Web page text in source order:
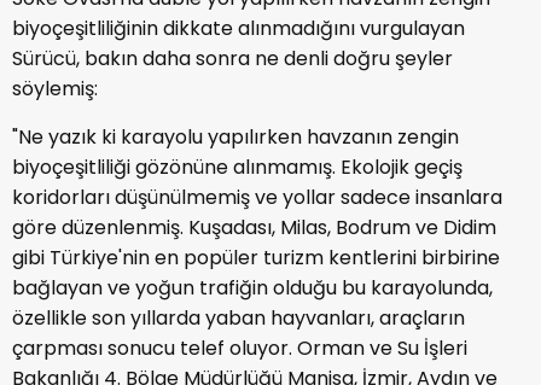
biyoçeşitliliğinin dikkate alınmadığını vurgulayan
Sürücü, bakın daha sonra ne denli doğru şeyler
söylemiş:
"Ne yazık ki karayolu yapılırken havzanın zengin
biyoçeşitliliği gözönüne alınmamış. Ekolojik geçiş
koridorları düşünülmemiş ve yollar sadece insanlara
göre düzenlenmiş. Kuşadası, Milas, Bodrum ve Didim
gibi Türkiye'nin en popüler turizm kentlerini birbirine
bağlayan ve yoğun trafiğin olduğu bu karayolunda,
özellikle son yıllarda yaban hayvanları, araçların
çarpması sonucu telef oluyor. Orman ve Su İşleri
Bakanlığı 4. Bölge Müdürlüğü Manisa, İzmir, Aydın ve